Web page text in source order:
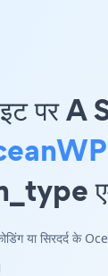
पर
या सिरदर्द के